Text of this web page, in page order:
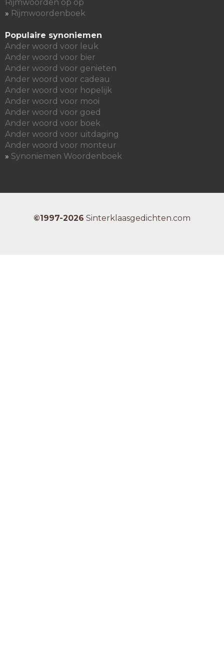
Rijmwoorden op op
» Rijmwoordenboek
Populaire synoniemen
Ander woord voor leuk
Ander woord voor bier
Ander woord voor genieten
Ander woord voor cadeau
Ander woord voor hopelijk
Ander woord voor mooi
Ander woord voor goed
Ander woord voor boek
Ander woord voor uitdaging
Ander woord voor monteur
» Synoniemen Woordenboek
©1997-2026 Sinterklaasgedichten.com